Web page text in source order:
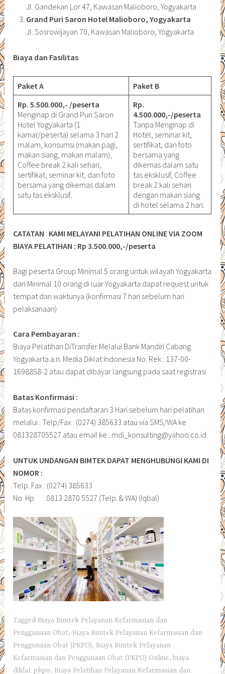
Jl. Gandekan Lor 47, Kawasan Malioboro, Yogyakarta
Grand Puri Saron Hotel Malioboro, Yogyakarta
Jl. Sosrowijayan 70, Kawasan Malioboro, Yogyakarta
Biaya dan Fasilitas
Paket A
Paket B
Rp. 5.500.000,- /peserta
Menginap di Grand Puri Saron
Hotel Yogyakarta (1
kamar/peserta) selama 3 hari 2
malam, konsumsi (makan pagi,
makan siang, makan malam),
Coffee break 2 kali sehari,
sertifikat, seminar kit, dan foto
bersama yang dikemas dalam
satu tas eksklusif.
Rp.
4.500.000,-/peserta
Tanpa Menginap di
Hotel, seminar kit,
sertifikat, dan foto
bersama yang
dikemas dalam satu
tas eksklusif, Coffee
break 2 kali sehari
dengan makan siang
di hotel selama 2 hari.
CATATAN : KAMI MELAYANI PELATIHAN ONLINE VIA ZOOM
BIAYA PELATIHAN : Rp 3.500.000,-/peserta
Bagi peserta Group Minimal 5 orang untuk wilayah Yogyakarta
dan Minimal 10 orang di luar Yogyakarta dapat request untuk
tempat dan waktunya (konfirmasi 7 hari sebelum hari
pelaksanaan)
Cara Pembayaran :
Biaya Pelatihan DiTransfer Melalui Bank Mandiri Cabang
Yogyakarta a.n. Media Diklat Indonesia No. Rek : 137-00-
1698858-2 atau dapat dibayar langsung pada saat registrasi
Batas Konfirmasi :
Batas konfirmasi pendaftaran 3 Hari sebelum hari pelatihan
melalui : Telp/Fax : (0274) 385633 atau via SMS/WA ke
081328705527 atau email ke : mdi_konsulting@yahoo.co.id
UNTUK UNDANGAN BIMTEK DAPAT MENGHUBUNGI KAMI DI
NOMOR :
Telp. Fax : (0274) 385633
No. Hp : 0813 2870 5527 (Telp. & WA) (Iqbal)
Tagged Biaya Bimtek Pelayanan Kefarmasian dan
Penggunaan Obat, Biaya Bimtek Pelayanan Kefarmasian dan
Penggunaan Obat (PKPO), Biaya Bimtek Pelayanan
Kefarmasian dan Penggunaan Obat (PKPO) Online, biaya
diklat pkpo, Biaya Pelatihan Pelayanan Kefarmasian dan